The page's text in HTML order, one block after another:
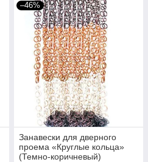
–46%
Занавески для дверного
проема «Круглые кольца»
(Темно-коричневый)